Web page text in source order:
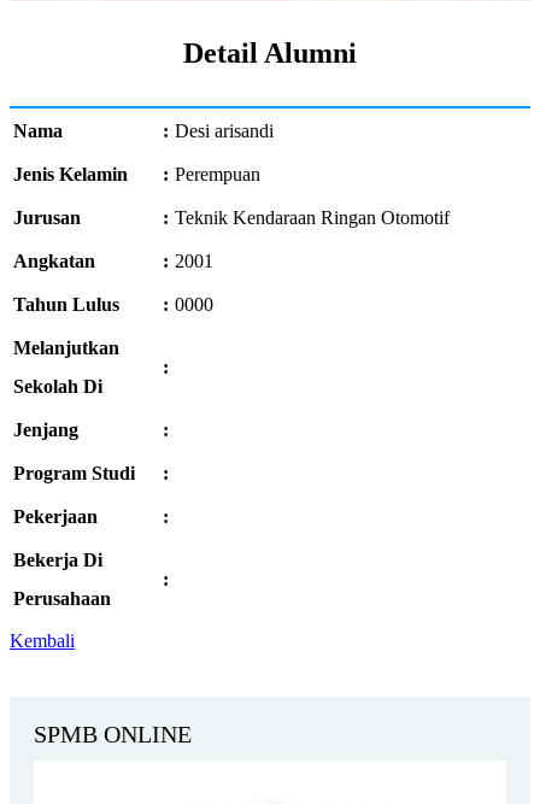
Detail Alumni
Nama : Desi arisandi
Jenis Kelamin : Perempuan
Jurusan : Teknik Kendaraan Ringan Otomotif
Angkatan : 2001
Tahun Lulus : 0000
Melanjutkan
Sekolah Di
:
Jenjang :
Program Studi :
Pekerjaan :
Bekerja Di
Perusahaan
:
Kembali
SPMB ONLINE